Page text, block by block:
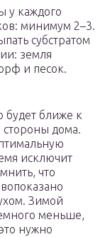
у каждого
минимум 2–3.
субстратом
земля
и песок.
будет ближе к
стороны дома.
исключит
что
Зимой
меньше,
нужно